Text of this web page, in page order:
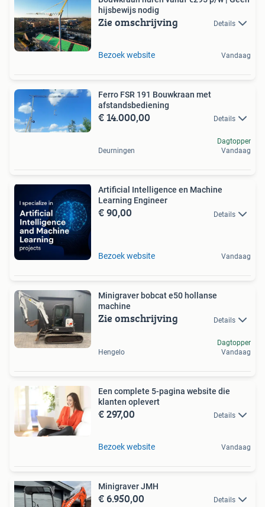
hijsbewijs nodig
Zie omschrijving Details
Bezoek website Vandaag
Ferro FSR 191 Bouwkraan met
afstandsbediening
€ 14.000,00 Details
Deurningen
Dagtopper
Vandaag
Artificial Intelligence en Machine
Learning Engineer
€ 90,00 Details
Bezoek website Vandaag
Minigraver bobcat e50 hollanse
machine
Zie omschrijving Details
Hengelo
Dagtopper
Vandaag
Een complete 5-pagina website die
klanten oplevert
€ 297,00 Details
Bezoek website Vandaag
Minigraver JMH
€ 6.950,00 Details